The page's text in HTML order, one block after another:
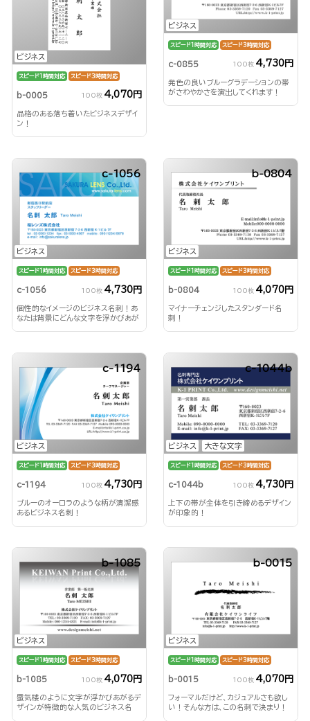
ビジネス
スピード1時間対応 スピード3時間対応
b-0005 100枚 4,070円
品格のある落ち着いたビジネスデザイ
ン！
ビジネス
スピード1時間対応 スピード3時間対応
c-0855 100枚 4,730円
発色の良いブルーグラデーションの帯
がさわやかさを演出してくれます！
ビジネス
c-1056
スピード1時間対応 スピード3時間対応
c-1056 100枚 4,730円
個性的なイメージのビジネス名刺！あ
なたは背景にどんな文字を浮かびあが
ビジネス
b-0804
スピード1時間対応 スピード3時間対応
b-0804 100枚 4,070円
マイナーチェンジしたスタンダード名
刺！
ビジネス
c-1194
スピード1時間対応 スピード3時間対応
c-1194 100枚 4,730円
ブルーのオーロラのような柄が清潔感
あるビジネス名刺！
ビジネス 大きな文字
c-1044b
スピード1時間対応 スピード3時間対応
c-1044b 100枚 4,730円
上下の帯が全体を引き締めるデザイン
が印象的！
ビジネス
b-1085
スピード1時間対応 スピード3時間対応
b-1085 100枚 4,070円
蜃気楼のように文字が浮かびあがるデ
ザインが特徴的な人気のビジネス名
ビジネス
b-0015
スピード1時間対応 スピード3時間対応
b-0015 100枚 4,070円
フォーマルだけど、カジュアルさも欲し
い！そんな方は、この名刺で決まり！